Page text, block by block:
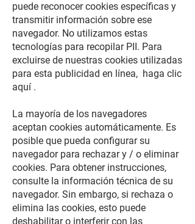
puede reconocer cookies específicas y
transmitir información sobre ese
navegador. No utilizamos estas
tecnologías para recopilar PII. Para
excluirse de nuestras cookies utilizadas
para esta publicidad en línea, haga clic
aquí .
La mayoría de los navegadores
aceptan cookies automáticamente. Es
posible que pueda configurar su
navegador para rechazar y / o eliminar
cookies. Para obtener instrucciones,
consulte la información técnica de su
navegador. Sin embargo, si rechaza o
elimina las cookies, esto puede
deshabilitar o interferir con las